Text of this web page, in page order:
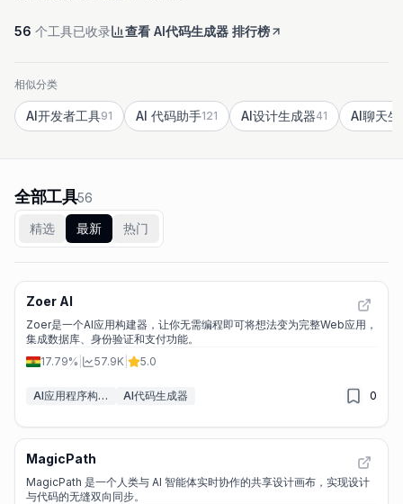
56 个工具已收录 查看 AI代码生成器 排行榜
相似分类
AI开发者工具91 AI 代码助手121 AI设计生成器41 AI聊天
全部工具56
精选
最新 热门
Zoer AI
Zoer是一个AI应用构建器，让你无需编程即可将想法变为完整Web应用，
集成数据库、身份验证和支付功能。
17.79%
57.9K 5.0
AI应用程序构建器 AI代码生成器 0
MagicPath
MagicPath 是一个人类与 AI 智能体实时协作的共享设计画布，实现设计
与代码的无缝双向同步。